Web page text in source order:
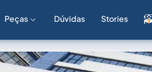
Peças Dúvidas Stories